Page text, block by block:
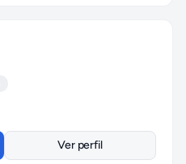
Ver perfil